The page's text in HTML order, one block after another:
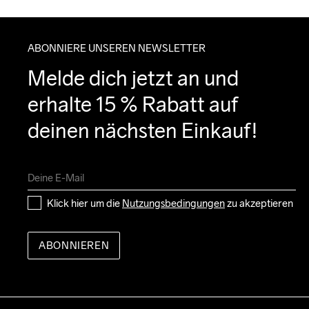
ABONNIERE UNSEREN NEWSLETTER
Melde dich jetzt an und
erhalte 15 % Rabatt auf
deinen nächsten Einkauf!
Klick hier um die Nutzungsbedingungen zu akzeptieren
ABONNIEREN